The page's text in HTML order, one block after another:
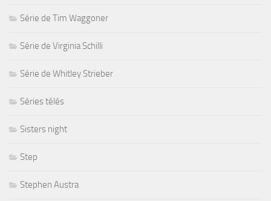
Série de Tim Waggoner
Série de Virginia Schilli
Série de Whitley Strieber
Séries télés
Sisters night
Step
Stephen Austra